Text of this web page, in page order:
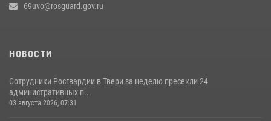
69uvo@rosguard.gov.ru
НОВОСТИ
Сотрудники Росгвардии в Твери за неделю пресекли 24
административных п...
03 августа 2026, 07:31